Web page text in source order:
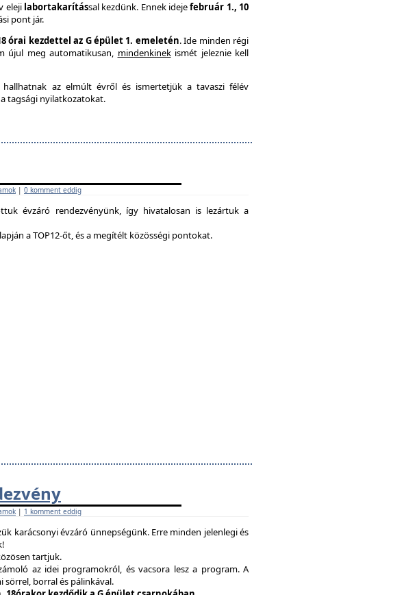
eleji labortakarítással kezdünk. Ennek idejefebruár 1., 10
pont jár.
órai kezdettel az G épület 1. emeletén. Ide minden régi
újul meg automatikusan, mindenkinekismét jeleznie kell
az elmúlt évről és ismertetjük a tavaszi félév
tagsági nyilatkozatokat.
| 0 komment eddig
évzáró rendezvényünk, így hivatalosan is lezártuk a
a TOP12-őt, és a megítélt közösségi pontokat.
| 1 komment eddig
karácsonyi évzáró ünnepségünk. Erre minden jelenlegi és
tartjuk.
az idei programokról, és vacsora lesz a program. A
sörrel, borral és pálinkával.